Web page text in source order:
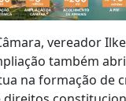
vereador
também
na formação de